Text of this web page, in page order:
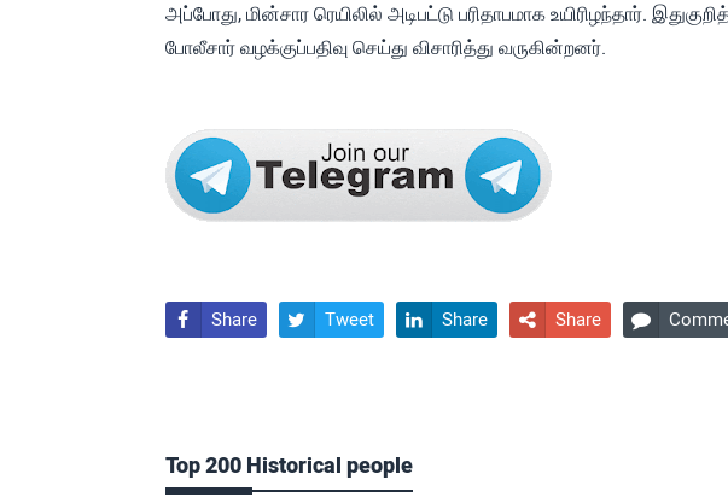
அப்போது, மின்சார ரெயிலில் அடிபட்டு பரிதாபமாக உயிரிழந்தார்.
போலீசார் வழக்குப்பதிவு செய்து விசாரித்து வருகின்றனர்.
 Share  Tweet  Share  Share 
Top 200 Historical people